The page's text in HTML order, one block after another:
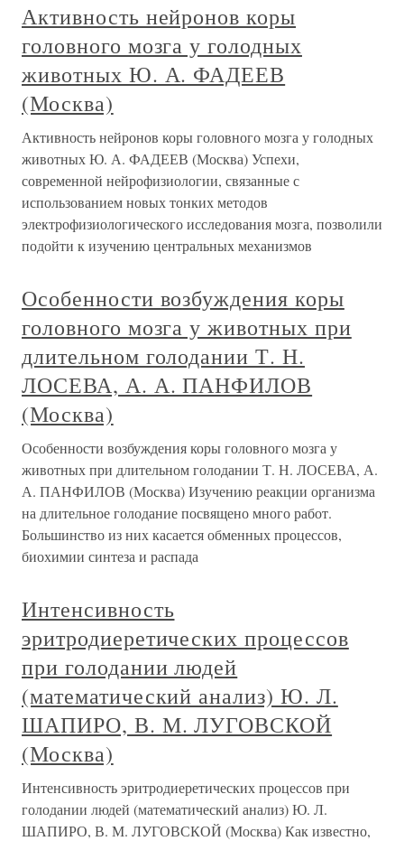
Активность нейронов коры
головного мозга у голодных
животных Ю. А. ФАДЕЕВ
(Москва)
Активность нейронов коры головного мозга у голодных
животных Ю. А. ФАДЕЕВ (Москва) Успехи,
современной нейрофизиологии, связанные с
использованием новых тонких методов
электрофизиологического исследования мозга, позволили
подойти к изучению центральных механизмов
Особенности возбуждения коры
головного мозга у животных при
длительном голодании Т. Н.
ЛОСЕВА, А. А. ПАНФИЛОВ
(Москва)
Особенности возбуждения коры головного мозга у
животных при длительном голодании Т. Н. ЛОСЕВА, А.
А. ПАНФИЛОВ (Москва) Изучению реакции организма
на длительное голодание посвящено много работ.
Большинство из них касается обменных процессов,
биохимии синтеза и распада
Интенсивность
эритродиеретических процессов
при голодании людей
(математический анализ) Ю. Л.
ШАПИРО, В. М. ЛУГОВСКОЙ
(Москва)
Интенсивность эритродиеретических процессов при
голодании людей (математический анализ) Ю. Л.
ШАПИРО, В. М. ЛУГОВСКОЙ (Москва) Как известно,